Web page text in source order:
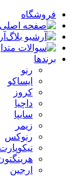
فروشگاه
برندها
رنو
ایساکو
کروز
داچیا
سایپا
زیمر
رنوکس
نیکوپارت
ارجین